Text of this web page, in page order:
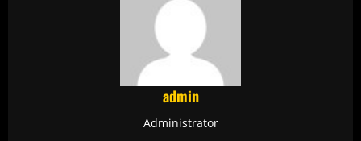
admin
Administrator